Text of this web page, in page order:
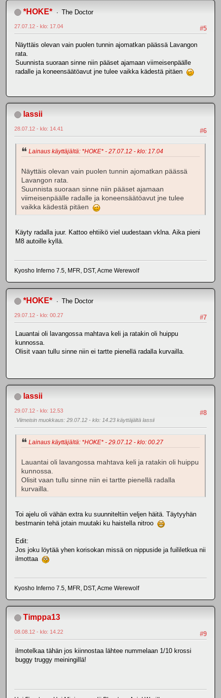
*HOKE* The Doctor
#5
27.07.12 - klo: 17.04
Näyttäis olevan vain puolen tunnin ajomatkan päässä Lavangon
rata.
Suunnista suoraan sinne niin pääset ajamaan viimeisenpäälle
radalle ja koneensäätöavut jne tulee vaikka kädestä pitäen
lassii
#6
28.07.12 - klo: 14.41
Lainaus käyttäjältä: *HOKE* - 27.07.12 - klo: 17.04
Näyttäis olevan vain puolen tunnin ajomatkan päässä
Lavangon rata.
Suunnista suoraan sinne niin pääset ajamaan
viimeisenpäälle radalle ja koneensäätöavut jne tulee
vaikka kädestä pitäen
Käyty radalla juur. Kattoo ehtiikö viel uudestaan vklna. Aika pieni
M8 autoille kyllä.
Kyosho Inferno 7.5, MFR, DST, Acme Werewolf
*HOKE* The Doctor
#7
29.07.12 - klo: 00.27
Lauantai oli lavangossa mahtava keli ja ratakin oli huippu
kunnossa.
Olisit vaan tullu sinne niin ei tartte pienellä radalla kurvailla.
lassii
#8
29.07.12 - klo: 12.53
Viimeisin muokkaus: 29.07.12 - klo: 14.23 käyttäjältä lassii
Lainaus käyttäjältä: *HOKE* - 29.07.12 - klo: 00.27
Lauantai oli lavangossa mahtava keli ja ratakin oli huippu
kunnossa.
Olisit vaan tullu sinne niin ei tartte pienellä radalla
kurvailla.
Toi ajelu oli vähän extra ku suunniteltiin veljen häitä. Täytyyhän
bestmanin tehä jotain muutaki ku haistella nitroo
Edit:
Jos joku löytää yhen korisokan missä on nippuside ja fuililetkua nii
ilmottaa
Kyosho Inferno 7.5, MFR, DST, Acme Werewolf
Timppa13
#9
08.08.12 - klo: 14.22
ilmotelkaa tähän jos kiinnostaa lähtee nummelaan 1/10 krossi
buggy truggy meiningillä!